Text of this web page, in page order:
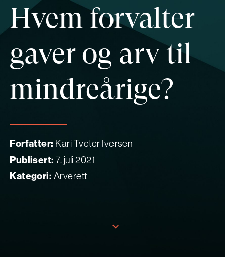
Hvem forvalter
gaver og arv til
mindreårige?
Forfatter: Kari Tveter Iversen
Publisert: 7. juli 2021
Kategori: Arverett